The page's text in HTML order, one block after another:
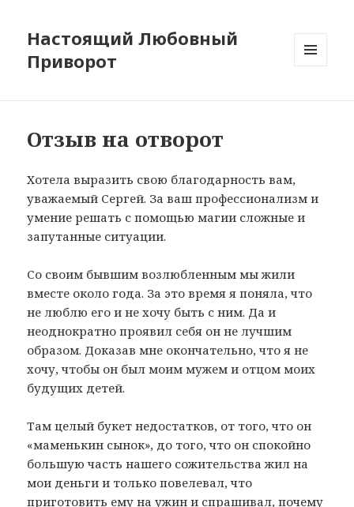
Настоящий Любовный
Приворот
Отзыв на отворот
Хотела выразить свою благодарность вам,
уважаемый Сергей. За ваш профессионализм и
умение решать с помощью магии сложные и
запутанные ситуации.
Со своим бывшим возлюбленным мы жили
вместе около года. За это время я поняла, что
не люблю его и не хочу быть с ним. Да и
неоднократно проявил себя он не лучшим
образом. Доказав мне окончательно, что я не
хочу, чтобы он был моим мужем и отцом моих
будущих детей.
Там целый букет недостатков, от того, что он
«маменькин сынок», до того, что он спокойно
большую часть нашего сожительства жил на
мои деньги и только повелевал, что
приготовить ему на ужин и спрашивал, почему